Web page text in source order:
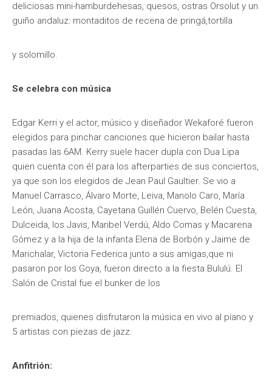
deliciosas mini-hamburdehesas, quesos, ostras Orsolut y un
guiño andaluz: montaditos de recena de pringá,tortilla
y solomillo.
Se celebra con música
Edgar Kerri y el actor, músico y diseñador Wekaforé fueron
elegidos para pinchar canciones que hicieron bailar hasta
pasadas las 6AM. Kerry suele hacer dupla con Dua Lipa
quien cuenta con él para los afterparties de sus conciertos,
ya que son los elegidos de Jean Paul Gaultier. Se vio a
Manuel Carrasco, Álvaro Morte, Leiva, Manolo Caro, María
León, Juana Acosta, Cayetana Guillén Cuervo, Belén Cuesta,
Dulceida, los Javis, Maribel Verdú, Aldo Comas y Macarena
Gómez y a la hija de la infanta Elena de Borbón y Jaime de
Marichalar, Victoria Federica junto a sus amigas,que ni
pasaron por los Goya, fueron directo a la fiesta Bululú. El
Salón de Cristal fue el bunker de los
premiados, quienes disfrutaron la música en vivo al piano y
5 artistas con piezas de jazz.
Anfitrión: